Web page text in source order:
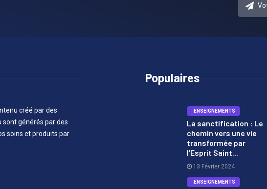
créé par des
sont générés par des
soins et produits par
Populaires
ENSEIGNEMENTS
La sanctification : Le
chemin vers une vie
transformée par
l'Esprit Saint...
13 Février 2024
ENSEIGNEMENTS